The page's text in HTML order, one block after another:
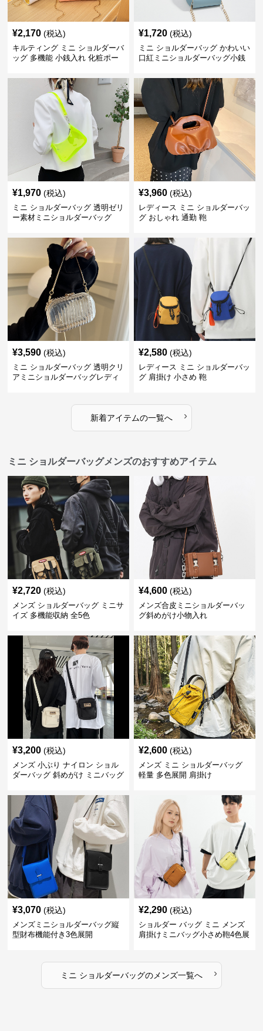
¥2,170 (税込)
キルティング ミニ ショルダーバ
ッグ 多機能 小銭入れ 化粧ポー
¥1,720 (税込)
ミニ ショルダーバッグ かわいい
口紅ミニショルダーバッグ小銭
¥1,970 (税込)
ミニ ショルダーバッグ 透明ゼリ
ー素材ミニショルダーバッグ
¥3,960 (税込)
レディース ミニ ショルダーバッ
グ おしゃれ 通勤 鞄
¥3,590 (税込)
ミニ ショルダーバッグ 透明クリ
アミニショルダーバッグレディ
¥2,580 (税込)
レディース ミニ ショルダーバッ
グ 肩掛け 小さめ 鞄
新着アイテムの一覧へ ›
ミニ ショルダーバッグメンズのおすすめアイテム
¥2,720 (税込)
メンズ ショルダーバッグ ミニサ
イズ 多機能収納 全5色
¥4,600 (税込)
メンズ合皮ミニショルダーバッ
グ斜めがけ小物入れ
¥3,200 (税込)
メンズ 小ぶり ナイロン ショル
ダーバッグ 斜めがけ ミニバッグ
¥2,600 (税込)
メンズ ミニ ショルダーバッグ
軽量 多色展開 肩掛け
¥3,070 (税込)
メンズミニショルダーバッグ縦
型財布機能付き3色展開
¥2,290 (税込)
ショルダー バッグ ミニ メンズ
肩掛けミニバッグ小さめ鞄4色展
ミニ ショルダーバッグのメンズ一覧へ ›